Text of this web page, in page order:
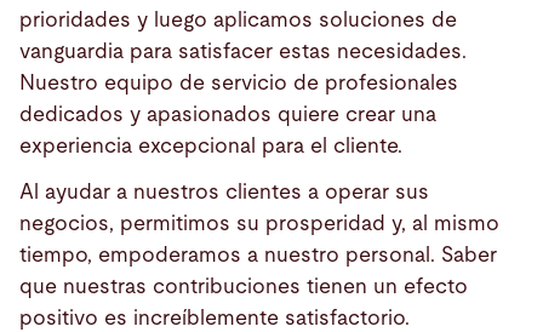
prioridades y luego aplicamos soluciones de
vanguardia para satisfacer estas necesidades.
Nuestro equipo de servicio de profesionales
dedicados y apasionados quiere crear una
experiencia excepcional para el cliente.
Al ayudar a nuestros clientes a operar sus
negocios, permitimos su prosperidad y, al mismo
tiempo, empoderamos a nuestro personal. Saber
que nuestras contribuciones tienen un efecto
positivo es increíblemente satisfactorio.